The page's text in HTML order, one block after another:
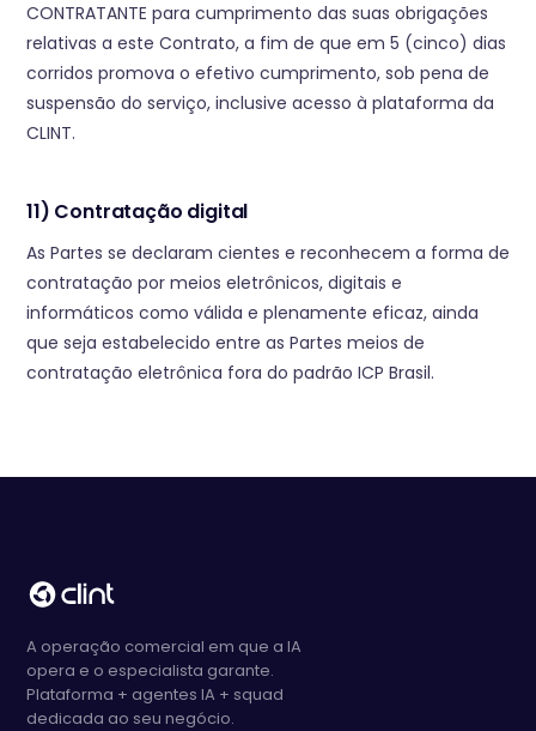
CONTRATANTE para cumprimento das suas obrigações
relativas a este Contrato, a fim de que em 5 (cinco) dias
corridos promova o efetivo cumprimento, sob pena de
suspensão do serviço, inclusive acesso à plataforma da
CLINT.
11) Contratação digital
As Partes se declaram cientes e reconhecem a forma de
contratação por meios eletrônicos, digitais e
informáticos como válida e plenamente eficaz, ainda
que seja estabelecido entre as Partes meios de
contratação eletrônica fora do padrão ICP Brasil.
A operação comercial em que a IA
opera e o especialista garante.
Plataforma + agentes IA + squad
dedicada ao seu negócio.